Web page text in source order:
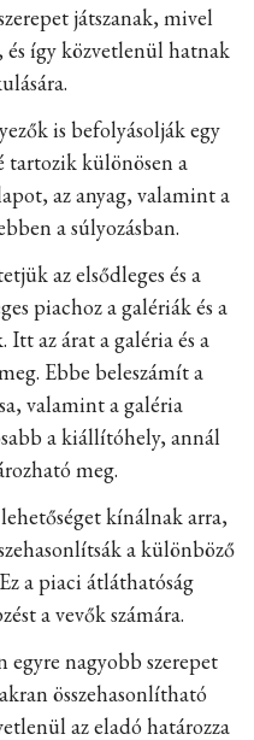
játszanak, mivel
így közvetlenül hatnak
is befolyásolják egy
tartozik különösen a
az anyag, valamint a
a súlyozásban.
az elsődleges és a
piachoz a galériák és a
Itt az árat a galéria és a
Ebbe beleszámít a
valamint a galéria
a kiállítóhely, annál
meg.
kínálnak arra,
a különböző
a piaci átláthatóság
a vevők számára.
nagyobb szerepet
összehasonlítható
az eladó határozza